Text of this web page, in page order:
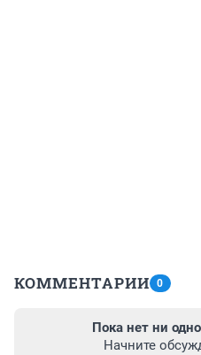
КОММЕНТАРИИ 0
Пока нет ни
Начните